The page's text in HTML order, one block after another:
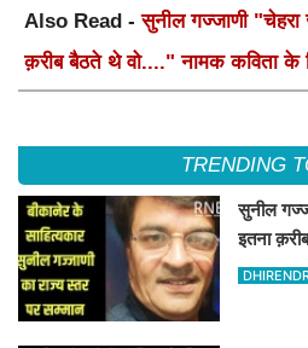
Also Read -सुनील गज्जाणी
क़रीब बैठते थे वो...." नामक कविता के
TRENDING
सुनील
इतना
लिए राज्य